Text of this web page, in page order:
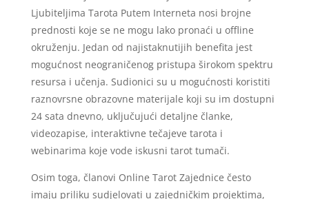
Ljubiteljima Tarota Putem Interneta nosi brojne
prednosti koje se ne mogu lako pronaći u offline
okruženju. Jedan od najistaknutijih benefita jest
mogućnost neograničenog pristupa širokom spektru
resursa i učenja. Sudionici su u mogućnosti koristiti
raznovrsne obrazovne materijale koji su im dostupni
24 sata dnevno, uključujući detaljne članke,
videozapise, interaktivne tečajeve tarota i
webinarima koje vode iskusni tarot tumači.
Osim toga, članovi Online Tarot Zajednice često
imaju priliku sudjelovati u zajedničkim projektima,